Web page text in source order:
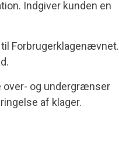
Indgiver kunden en
Forbrugerklagenævnet.
og undergrænser
af klager.